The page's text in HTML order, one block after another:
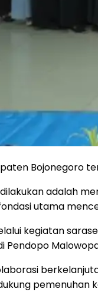
adalah
utama
kegiatan
Pendopo
pemenuhan